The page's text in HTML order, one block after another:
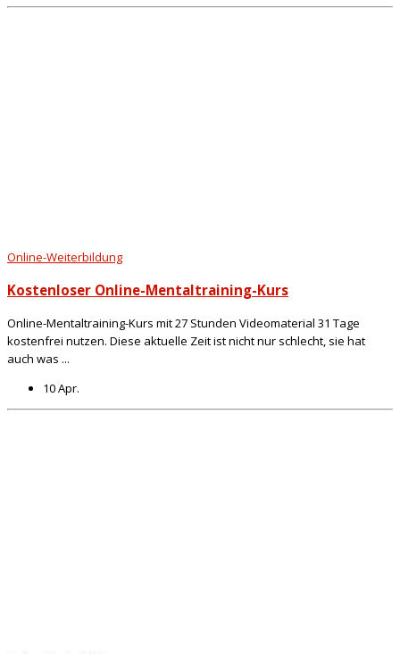
Online-Weiterbildung
Kostenloser Online-Mentaltraining-Kurs
Online-Mentaltraining-Kurs mit 27 Stunden Videomaterial 31 Tage
kostenfrei nutzen. Diese aktuelle Zeit ist nicht nur schlecht, sie hat
auch was ...
10 Apr.